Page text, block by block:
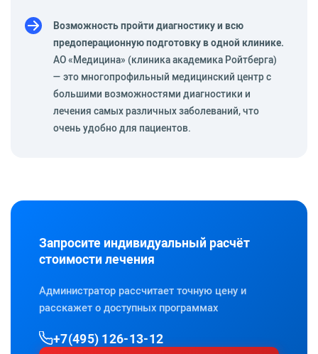
Возможность пройти диагностику и всю
предоперационную подготовку в одной клинике.
АО «Медицина» (клиника академика Ройтберга)
— это многопрофильный медицинский центр с
большими возможностями диагностики и
лечения самых различных заболеваний, что
очень удобно для пациентов.
Запросите индивидуальный расчёт
стоимости лечения
Администратор рассчитает точную цену и
расскажет о доступных программах
+7(495) 126-13-12